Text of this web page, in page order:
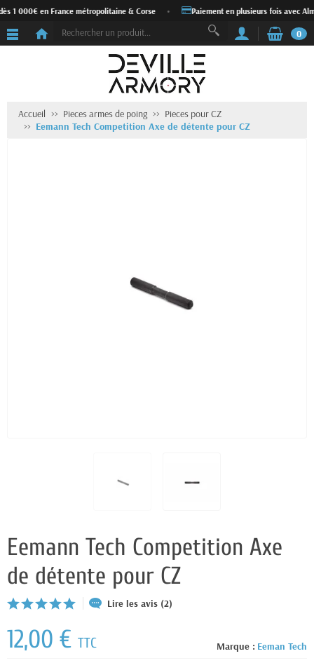
1 000€ en France métropolitaine & Corse Paiement en plusieurs fois avec
0
Accueil Pieces armes de poing
Pieces pour CZ
Eemann Tech Competition Axe de détente pour CZ
Eemann Tech Competition Axe
de détente pour CZ
Lire les avis (2)
Marque : Eeman Tech
12,00 € TTC